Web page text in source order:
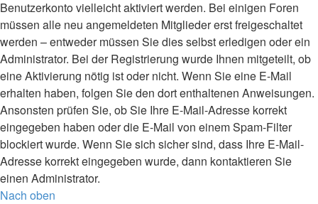
Benutzerkonto vielleicht aktiviert werden. Bei einigen Foren
müssen alle neu angemeldeten Mitglieder erst freigeschaltet
werden – entweder müssen Sie dies selbst erledigen oder ein
Administrator. Bei der Registrierung wurde Ihnen mitgeteilt, ob
eine Aktivierung nötig ist oder nicht. Wenn Sie eine E-Mail
erhalten haben, folgen Sie den dort enthaltenen Anweisungen.
Ansonsten prüfen Sie, ob Sie Ihre E-Mail-Adresse korrekt
eingegeben haben oder die E-Mail von einem Spam-Filter
blockiert wurde. Wenn Sie sich sicher sind, dass Ihre E-Mail-
Adresse korrekt eingegeben wurde, dann kontaktieren Sie
einen Administrator.
Nach oben